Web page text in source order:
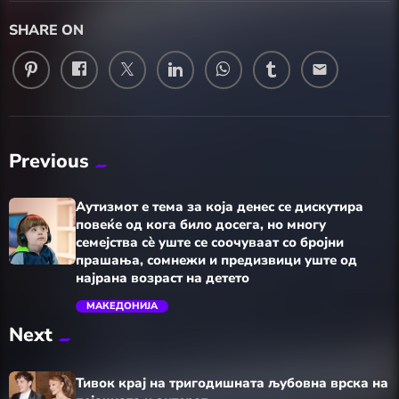
SHARE ON
email
Previous
Аутизмот е тема за која денес се дискутира
повеќе од кога било досега, но многу
семејства сè уште се соочуваат со бројни
прашања, сомнежи и предизвици уште од
најрана возраст на детето
МАКЕДОНИЈА
Next
Тивок крај на тригодишната љубовна врска на